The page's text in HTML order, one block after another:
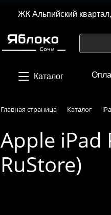
ЖК Альпийский
Каталог
Главная страница Каталог
Apple iPad
RuStore)